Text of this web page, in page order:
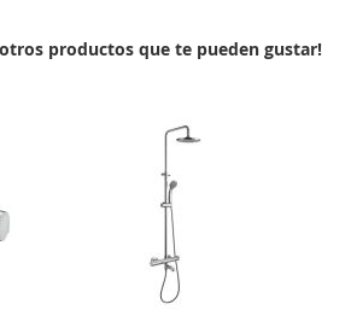
productos que te pueden gustar!